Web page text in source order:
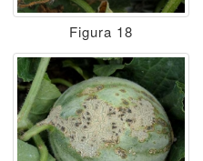
Figura 18